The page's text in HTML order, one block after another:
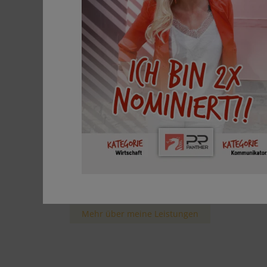
Branding, Markenstrategie, Positionierung,
Storytelling, Werbe-Coaching
Marketing & PR
Social Media & Content Creation
Web-Design & KI Beratung
Corporate Design &
Kommunikationskonzepte
Grafik Design & Drucksorten
Bereit für mehr Sichtbarkeit?
Gemeinsam bringen wir deine Marke zum
Mehr über meine Leistungen